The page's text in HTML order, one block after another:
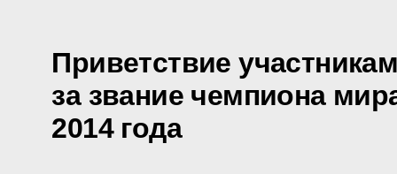
Приветствие
за звание чемпиона
2014 года